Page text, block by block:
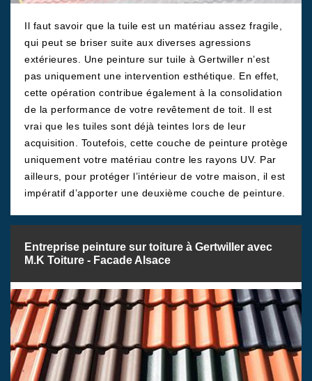
Il faut savoir que la tuile est un matériau assez fragile,
qui peut se briser suite aux diverses agressions
extérieures. Une peinture sur tuile à Gertwiller n’est
pas uniquement une intervention esthétique. En effet,
cette opération contribue également à la consolidation
de la performance de votre revêtement de toit. Il est
vrai que les tuiles sont déjà teintes lors de leur
acquisition. Toutefois, cette couche de peinture protège
uniquement votre matériau contre les rayons UV. Par
ailleurs, pour protéger l’intérieur de votre maison, il est
impératif d’apporter une deuxième couche de peinture.
Entreprise peinture sur toiture à Gertwiller avec
M.K Toiture - Facade Alsace